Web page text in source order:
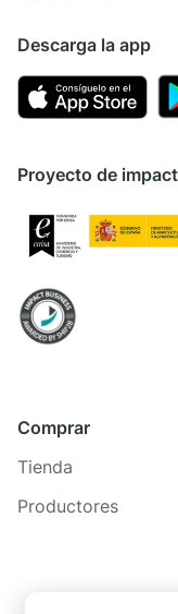
Descarga la app
Proyecto de
Comprar
Tienda
Productores